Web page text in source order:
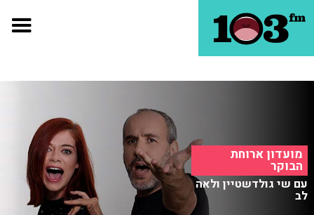
מועדון ארוחת
הבוקר
עם שי גולדשטיין ולאה
לב